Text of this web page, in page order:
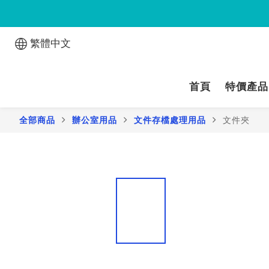
繁體中文
首頁 特價產品
全部商品 辦公室用品 文件存檔處理用品 文件夾